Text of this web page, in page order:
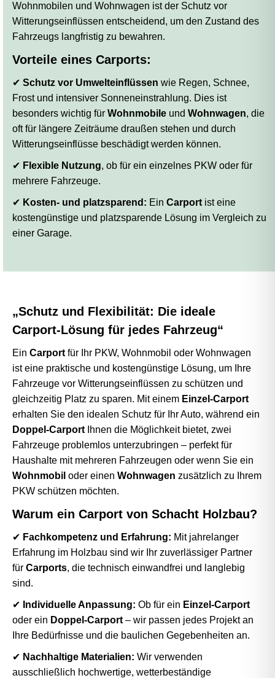
Wohnmobilen und Wohnwagen ist der Schutz vor
Witterungseinflüssen entscheidend, um den Zustand des
Fahrzeugs langfristig zu bewahren.
Vorteile eines Carports:
✔ Schutz vor Umwelteinflüssen wie Regen, Schnee,
Frost und intensiver Sonneneinstrahlung. Dies ist
besonders wichtig für Wohnmobile und Wohnwagen, die
oft für längere Zeiträume draußen stehen und durch
Witterungseinflüsse beschädigt werden können.
✔ Flexible Nutzung, ob für ein einzelnes PKW oder für
mehrere Fahrzeuge.
✔ Kosten- und platzsparend: Ein Carport ist eine
kostengünstige und platzsparende Lösung im Vergleich zu
einer Garage.
„Schutz und Flexibilität: Die ideale
Carport-Lösung für jedes Fahrzeug“
Ein Carport für Ihr PKW, Wohnmobil oder Wohnwagen
ist eine praktische und kostengünstige Lösung, um Ihre
Fahrzeuge vor Witterungseinflüssen zu schützen und
gleichzeitig Platz zu sparen. Mit einem Einzel-Carport
erhalten Sie den idealen Schutz für Ihr Auto, während ein
Doppel-Carport Ihnen die Möglichkeit bietet, zwei
Fahrzeuge problemlos unterzubringen – perfekt für
Haushalte mit mehreren Fahrzeugen oder wenn Sie ein
Wohnmobil oder einen Wohnwagen zusätzlich zu Ihrem
PKW schützen möchten.
Warum ein Carport von Schacht Holzbau?
✔ Fachkompetenz und Erfahrung: Mit jahrelanger
Erfahrung im Holzbau sind wir Ihr zuverlässiger Partner
für Carports, die technisch einwandfrei und langlebig
sind.
✔ Individuelle Anpassung: Ob für ein Einzel-Carport
oder ein Doppel-Carport – wir passen jedes Projekt an
Ihre Bedürfnisse und die baulichen Gegebenheiten an.
✔ Nachhaltige Materialien: Wir verwenden
ausschließlich hochwertige, wetterbeständige